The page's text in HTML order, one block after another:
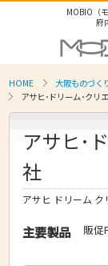
MOBIO（
府
HOME 大阪ものづく
アサヒ･ドリーム･クリ
アサヒ･
社
アサヒ ドリーム ク
主要製品 販促